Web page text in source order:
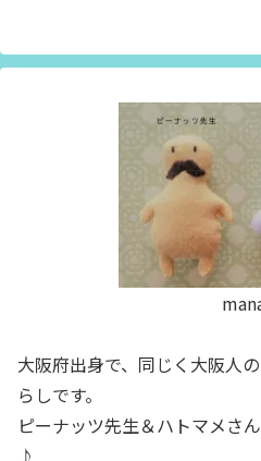
大阪府出身で、同じく大阪人
らしです。
ピーナッツ先生＆ハトマメさ
♪